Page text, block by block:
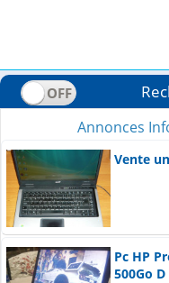
Annonces
Vente
Pc HP
500Go D